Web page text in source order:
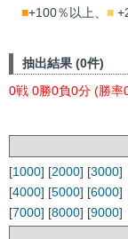
■+100％以上、 ■
抽出結果 (0件)
0戦 0勝0負0分 (勝率
[1000] [2000] [3000]
[4000] [5000] [6000]
[7000] [8000] [9000]